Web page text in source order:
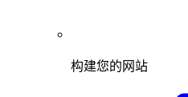
构建您的网站